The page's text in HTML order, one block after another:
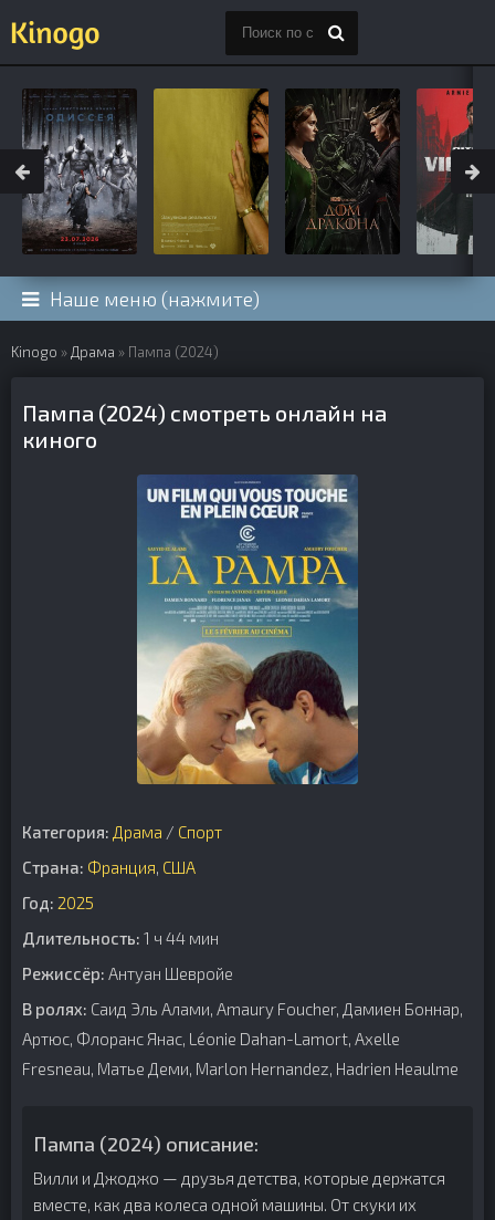
Наше меню (нажмите)
Kinogo » Драма » Пампа (2024)
Пампа (2024) смотреть онлайн на
киного
Категория: Драма / Cпорт
Страна: Франция, США
Год: 2025
Длительность: 1 ч 44 мин
Режиссёр: Антуан Шевройе
В ролях: Саид Эль Алами, Amaury Foucher, Дамиен Боннар,
Артюс, Флоранс Янас, Léonie Dahan-Lamort, Axelle
Fresneau, Матье Деми, Marlon Hernandez, Hadrien Heaulme
Пампа (2024) описание:
Вилли и Джоджо — друзья детства, которые держатся
вместе, как два колеса одной машины. От скуки их